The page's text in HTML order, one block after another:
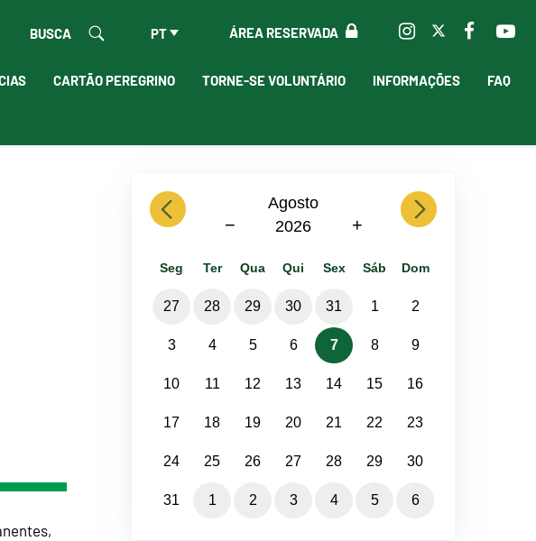
ÁREA RESERVADA
PT
BUSCA
CARTÃO PEREGRINO TORNE-SE VOLUNTÁRIO INFORMAÇÕES FAQ
previous
Agosto
2026
− +
next
Seg Ter Qua Qui Sex Sáb Dom
27 28 29 30 31 1 2
3 4 5 6 7 8 9
10 11 12 13 14 15 16
17 18 19 20 21 22 23
24 25 26 27 28 29 30
31 1 2 3 4 5 6